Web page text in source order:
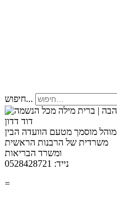
חיפוש...
דוד דדון
מוהל מוסמך מטעם הוועדה הבין
משרדית של הרבנות הראשית
ומשרד הבריאות
נייד: 0528428721
=